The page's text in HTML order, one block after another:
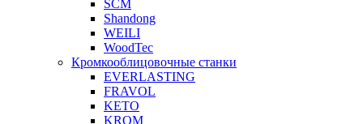
SCM
Shandong
WEILI
WoodTec
Кромкооблицовочные станки
EVERLASTING
FRAVOL
KETO
KROM